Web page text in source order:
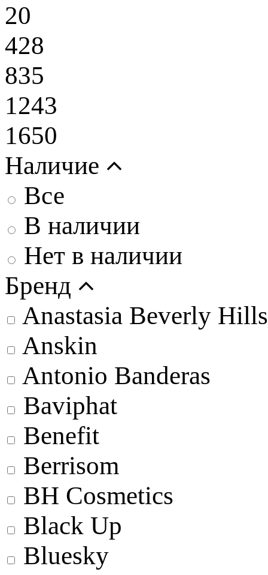
20
428
835
1243
1650
Наличие
Все
В наличии
Нет в наличии
Бренд
Anastasia Beverly Hills
Anskin
Antonio Banderas
Baviphat
Benefit
Berrisom
BH Cosmetics
Black Up
Bluesky